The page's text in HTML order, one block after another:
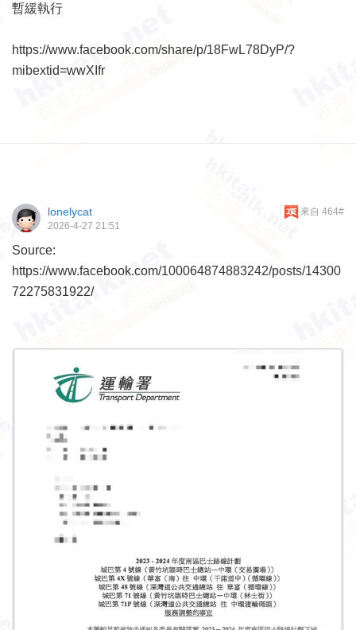
暫緩執行
https://www.facebook.com/share/p/18FwL78DyP/?
mibextid=wwXIfr
來自 464#
lonelycat
2026-4-27 21:51
Source:
https://www.facebook.com/100064874883242/posts/14300
72275831922/